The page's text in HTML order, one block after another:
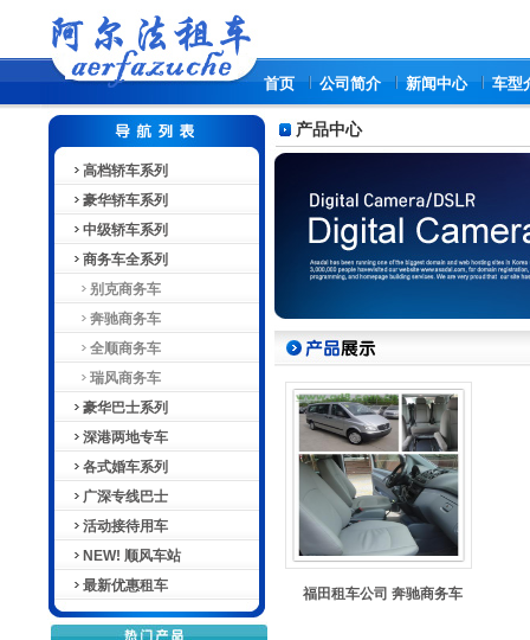
首页 公司简介 新闻中心 车型
高档轿车系列
豪华轿车系列
中级轿车系列
商务车全系列
别克商务车
奔驰商务车
全顺商务车
瑞风商务车
豪华巴士系列
深港两地专车
各式婚车系列
广深专线巴士
活动接待用车
NEW! 顺风车站
最新优惠租车
产品中心
福田租车公司 奔驰商务车